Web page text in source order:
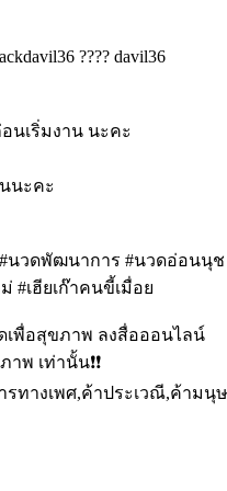
???? davil36
นเริ่มงาน นะคะ
นะคะ
นวดพัฒนาการ #นวดอ่อนนุช
#เฮียเก๊าคนขี้เมื่อย
เพื่อสุขภาพ ลงสื่อออนไลน์
เท่านั้น❗❗
รทางเพศ,ค้าประเวณี,ค้าม